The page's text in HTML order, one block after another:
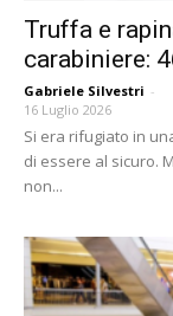
Truffa e
carabiniere:
Gabriele Silvestri -
16 Luglio 2026
Si era rifugiato in
di essere al sicuro.
non...